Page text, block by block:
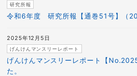
令和6年度 研究所報【通巻51号】（
研究所報
げんけんマンスリーレポート【
た。
げんけんマンスリーレポート
2025年12月5日